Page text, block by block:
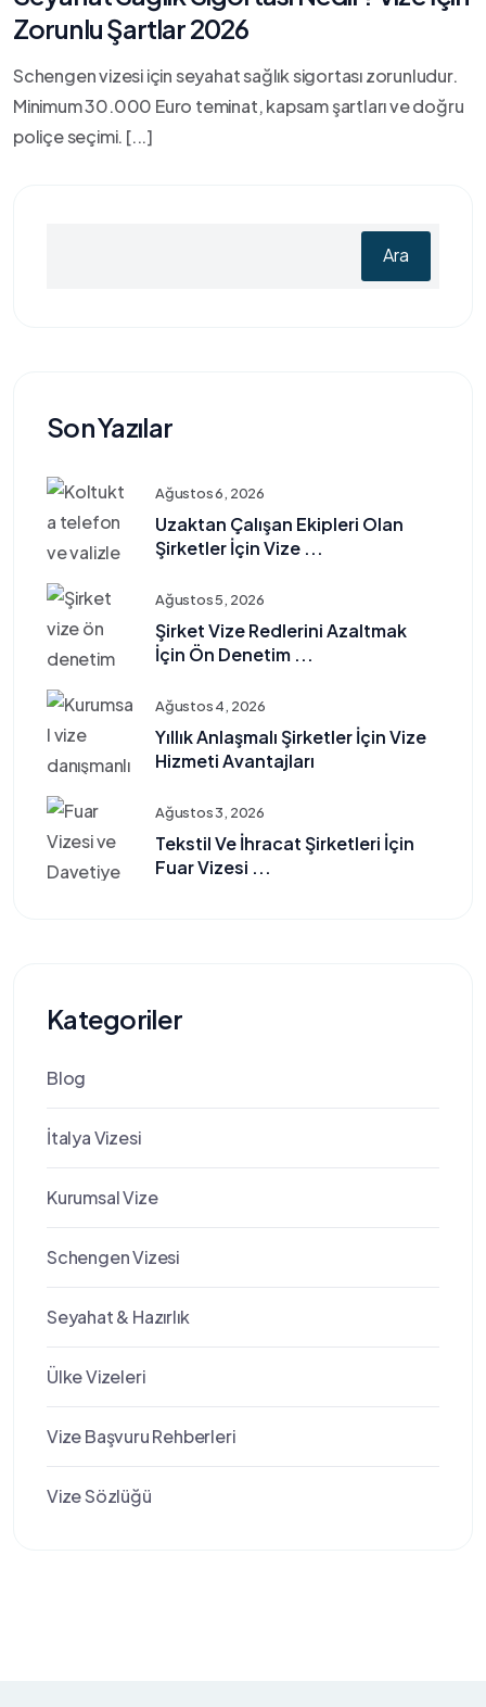
Zorunlu Şartlar 2026
Schengen vizesi için seyahat sağlık sigortası zorunludur.
Minimum 30.000 Euro teminat, kapsam şartları ve doğru
poliçe seçimi. [...]
Ara
Son Yazılar
Ağustos 6, 2026
Uzaktan Çalışan Ekipleri Olan
Şirketler İçin Vize ...
Ağustos 5, 2026
Şirket Vize Redlerini Azaltmak
İçin Ön Denetim ...
Ağustos 4, 2026
Yıllık Anlaşmalı Şirketler İçin Vize
Hizmeti Avantajları
Ağustos 3, 2026
Tekstil Ve İhracat Şirketleri İçin
Fuar Vizesi ...
Kategoriler
Blog
İtalya Vizesi
Kurumsal Vize
Schengen Vizesi
Seyahat & Hazırlık
Ülke Vizeleri
Vize Başvuru Rehberleri
Vize Sözlüğü